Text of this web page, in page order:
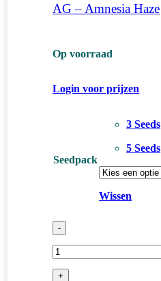
AG – Amnesia Haze
Op voorraad
Login voor prijzen
Seedpack
3 Seeds
5 Seeds
Wissen
-
+